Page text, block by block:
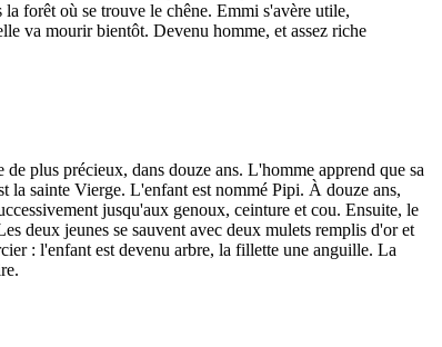
forêt où se trouve le chêne. Emmi s'avère utile,
va mourir bientôt. Devenu homme, et assez riche
plus précieux, dans douze ans. L'homme apprend que sa
la sainte Vierge. L'enfant est nommé Pipi. À douze ans,
jusqu'aux genoux, ceinture et cou. Ensuite, le
deux jeunes se sauvent avec deux mulets remplis d'or et
: l'enfant est devenu arbre, la fillette une anguille. La